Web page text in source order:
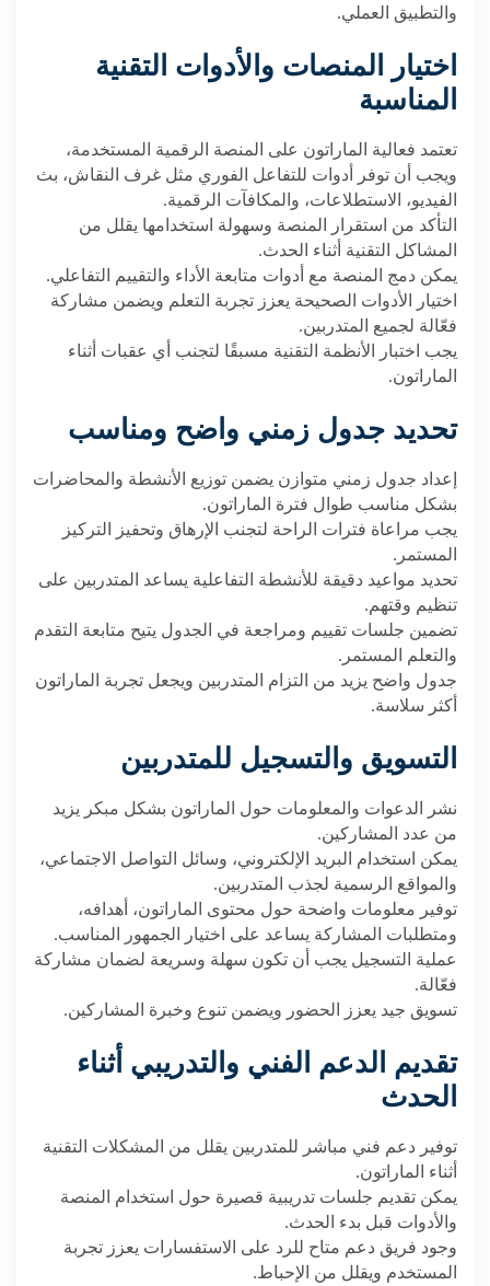
والتطبيق العملي.
اختيار المنصات والأدوات التقنية
المناسبة
تعتمد فعالية الماراتون على المنصة الرقمية المستخدمة،
ويجب أن توفر أدوات للتفاعل الفوري مثل غرف النقاش، بث
الفيديو، الاستطلاعات، والمكافآت الرقمية.
التأكد من استقرار المنصة وسهولة استخدامها يقلل من
المشاكل التقنية أثناء الحدث.
يمكن دمج المنصة مع أدوات متابعة الأداء والتقييم التفاعلي.
اختيار الأدوات الصحيحة يعزز تجربة التعلم ويضمن مشاركة
فعّالة لجميع المتدربين.
يجب اختبار الأنظمة التقنية مسبقًا لتجنب أي عقبات أثناء
الماراتون.
تحديد جدول زمني واضح ومناسب
إعداد جدول زمني متوازن يضمن توزيع الأنشطة والمحاضرات
بشكل مناسب طوال فترة الماراتون.
يجب مراعاة فترات الراحة لتجنب الإرهاق وتحفيز التركيز
المستمر .
تحديد مواعيد دقيقة للأنشطة التفاعلية يساعد المتدربين على
تنظيم وقتهم.
تضمين جلسات تقييم ومراجعة في الجدول يتيح متابعة التقدم
والتعلم المستمر .
جدول واضح يزيد من التزام المتدربين ويجعل تجربة الماراتون
أكثر سلاسة.
التسويق والتسجيل للمتدربين
نشر الدعوات والمعلومات حول الماراتون بشكل مبكر يزيد
من عدد المشاركين.
يمكن استخدام البريد الإلكتروني، وسائل التواصل الاجتماعي،
والمواقع الرسمية لجذب المتدربين.
توفير معلومات واضحة حول محتوى الماراتون، أهدافه،
ومتطلبات المشاركة يساعد على اختيار الجمهور المناسب.
عملية التسجيل يجب أن تكون سهلة وسريعة لضمان مشاركة
فعّالة.
تسويق جيد يعزز الحضور ويضمن تنوع وخبرة المشاركين.
تقديم الدعم الفني والتدريبي أثناء
الحدث
توفير دعم فني مباشر للمتدربين يقلل من المشكلات التقنية
أثناء الماراتون.
يمكن تقديم جلسات تدريبية قصيرة حول استخدام المنصة
والأدوات قبل بدء الحدث.
وجود فريق دعم متاح للرد على الاستفسارات يعزز تجربة
المستخدم ويقلل من الإحباط.